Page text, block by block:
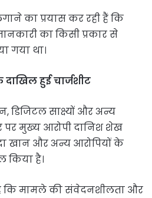
का प्रयास कर रही हैं कि
का किसी प्रकार से
गया था।
हुई चार्जशीट
साक्ष्यों और अन्य
पर मुख्य आरोपी दानिश शेख
खान और अन्य आरोपियों के
किया है।
कि मामले की संवेदनशीलता और